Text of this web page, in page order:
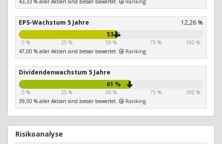
43,33 % aller Aktien sind besser bewertet.
Ranking
EPS-Wachstum 5 Jahre
12,26 %
53 %
0 % 25 % 50 % 75 %
100 %
47,00 % aller Aktien sind besser bewertet.
Ranking
Dividendenwachstum 5 Jahre
61 %
0 % 25 % 50 % 75 %
100 %
39,50 % aller Aktien sind besser bewertet.
Ranking
Risikoanalyse